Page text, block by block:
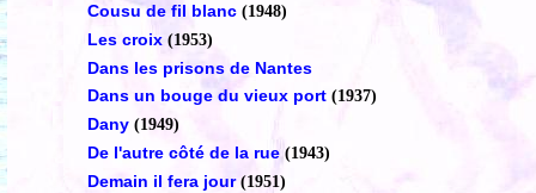
Cousu de fil blanc (1948)
Les croix (1953)
Dans les prisons de Nantes
Dans un bouge du vieux port (1937)
Dany (1949)
De l'autre côté de la rue(1943)
Demain il fera jour (1951)